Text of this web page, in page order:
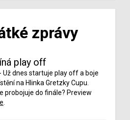
zprávy
play off
Už dnes startuje play off a boje
na Hlinka Gretzky Cupu.
probojuje do finále? Preview